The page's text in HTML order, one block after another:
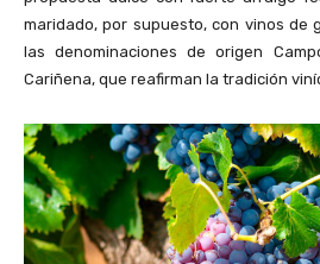
maridado, por supuesto, con vinos de
las denominaciones de origen
Cariñena, que reafirman la tradición